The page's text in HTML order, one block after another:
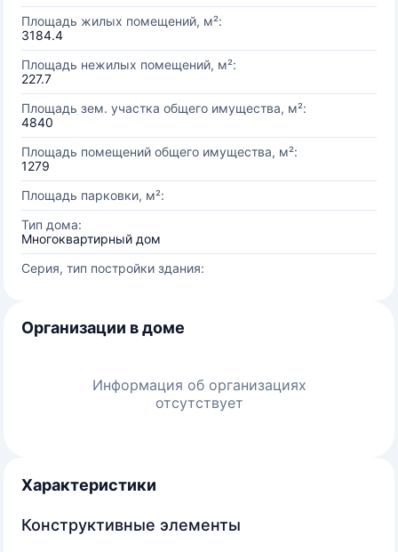
Площадь жилых помещений, м²:
3184.4
Площадь нежилых помещений, м²:
227.7
Площадь зем. участка общего имущества, м²:
4840
Площадь помещений общего имущества, м²:
1279
Площадь парковки, м²:
Тип дома:
Многоквартирный дом
Серия, тип постройки здания:
Организации в доме
Информация об организациях
отсутствует
Характеристики
Конструктивные элементы